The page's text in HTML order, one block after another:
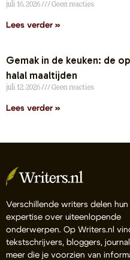
juli 16, 2026 Geen reacties
Lees verder »
Gemak in de keuken: de
halal maaltijden
juli 12, 2026 Geen reacties
Lees verder »
Verschillende writers delen hun
expertise over uiteenlopende
onderwerpen. Op Writers.nl
tekstschrijvers, bloggers,
meer die je voorzien van